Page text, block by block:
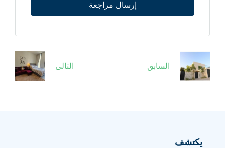
إرسال مراجعة
السابق التالى
يكتشف